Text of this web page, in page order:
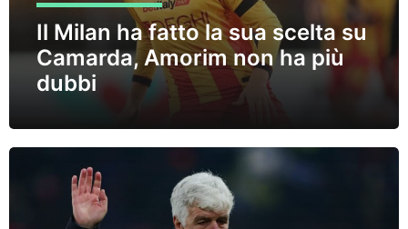
Il Milan ha fatto la sua scelta su
Camarda, Amorim non ha più
dubbi